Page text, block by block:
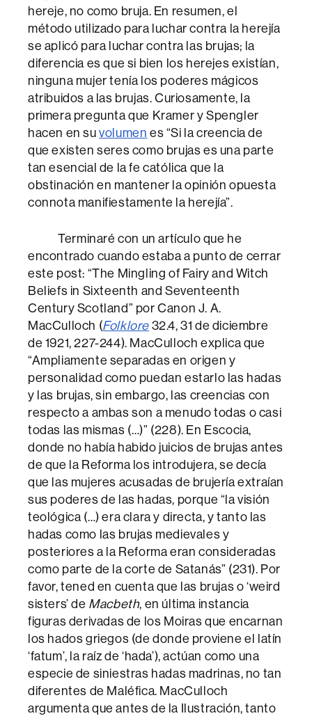
hereje, no como bruja. En resumen, el
método utilizado para luchar contra la herejía
se aplicó para luchar contra las brujas; la
diferencia es que si bien los herejes existían,
ninguna mujer tenía los poderes mágicos
atribuidos a las brujas. Curiosamente, la
primera pregunta que Kramer y Spengler
hacen en suvolumen es “Si la creencia de
que existen seres como brujas es una parte
tan esencial de la fe católica que la
obstinación en mantener la opinión opuesta
connota manifiestamente la herejía”.
Terminaré con un artículo que he
encontrado cuando estaba a punto de cerrar
este post: “The Mingling of Fairy and Witch
Beliefs in Sixteenth and Seventeenth
Century Scotland” por Canon J. A.
MacCulloch (Folklore 32.4, 31 de diciembre
de 1921, 227-244). MacCulloch explica que
“Ampliamente separadas en origen y
personalidad como puedan estarlo las hadas
y las brujas, sin embargo, las creencias con
respecto a ambas son a menudo todas o casi
todas las mismas (…)” (228). En Escocia,
donde no había habido juicios de brujas antes
de que la Reforma los introdujera, se decía
que las mujeres acusadas de brujería extraían
sus poderes de las hadas, porque “la visión
teológica (…) era clara y directa, y tanto las
hadas como las brujas medievales y
posteriores a la Reforma eran consideradas
como parte de la corte de Satanás” (231). Por
favor, tened en cuenta que las brujas o ‘weird
sisters’ de Macbeth, en última instancia
figuras derivadas de los Moiras que encarnan
los hados griegos (de donde proviene el latín
‘fatum’, la raíz de ‘hada’), actúan como una
especie de siniestras hadas madrinas, no tan
diferentes de Maléfica. MacCulloch
argumenta que antes de la Ilustración, tanto